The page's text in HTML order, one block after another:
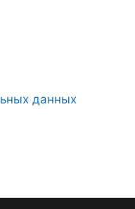
данных